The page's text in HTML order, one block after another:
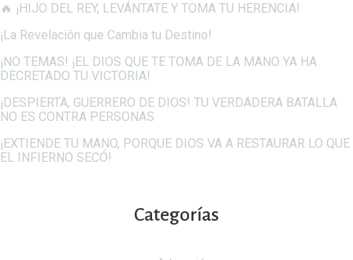
🔥 ¡HIJO DEL REY, LEVÁNTATE Y TOMA TU HERENCIA!
¡La Revelación que Cambia tu Destino!
¡NO TEMAS! ¡EL DIOS QUE TE TOMA DE LA MANO YA HA
DECRETADO TU VICTORIA!
¡DESPIERTA, GUERRERO DE DIOS! TU VERDADERA BATALLA
NO ES CONTRA PERSONAS
¡EXTIENDE TU MANO, PORQUE DIOS VA A RESTAURAR LO QUE
EL INFIERNO SECÓ!
Categorías